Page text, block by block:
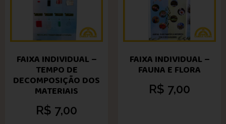
FAIXA INDIVIDUAL –
TEMPO DE
DECOMPOSIÇÃO DOS
MATERIAIS
R$ 7,00
FAIXA INDIVIDUAL –
FAUNA E FLORA
R$ 7,00